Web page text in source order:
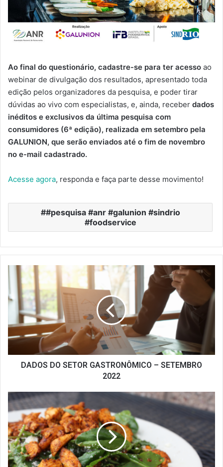
Ao final do questionário, cadastre-se para ter acesso ao
webinar de divulgação dos resultados, apresentado toda
edição pelos organizadores da pesquisa, e poder tirar
dúvidas ao vivo com especialistas, e, ainda, receber dados
inéditos e exclusivos da última pesquisa com
consumidores (6ª edição), realizada em setembro pela
GALUNION, que serão enviados até o fim de novembro
no e-mail cadastrado.
Acesse agora, responda e faça parte desse movimento!
#pesquisa #anr #galunion #sindrio
#foodservice
DADOS
SETOR
GASTRONÔMICO
SETEMBRO
DADOS DO SETOR GASTRONÔMICO – SETEMBRO
2022
AMERICA’S
BEST
RESTAURANTS
INCLUI
10